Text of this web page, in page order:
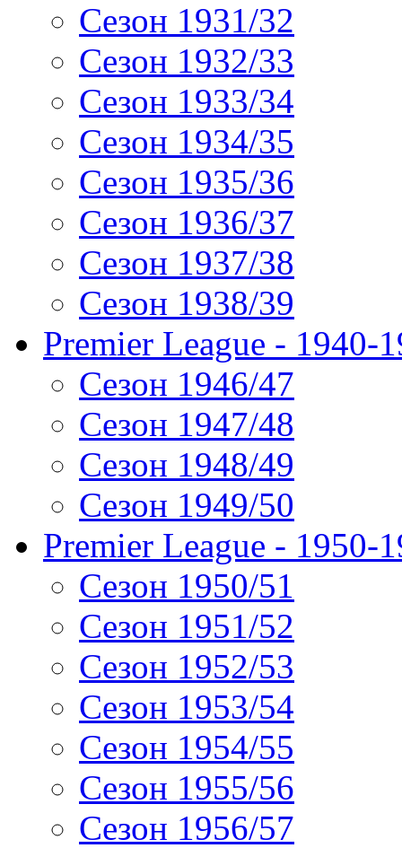
Сезон 1931/32
Сезон 1932/33
Сезон 1933/34
Сезон 1934/35
Сезон 1935/36
Сезон 1936/37
Сезон 1937/38
Сезон 1938/39
Premier League - 1940-
Сезон 1946/47
Сезон 1947/48
Сезон 1948/49
Сезон 1949/50
Premier League - 1950-
Сезон 1950/51
Сезон 1951/52
Сезон 1952/53
Сезон 1953/54
Сезон 1954/55
Сезон 1955/56
Сезон 1956/57